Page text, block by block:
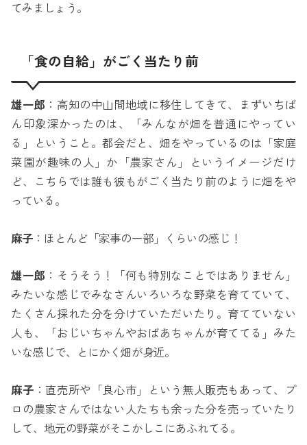
てみましょう。
「食の自給」がごく当たり前
雄一郎 ：高知の中山間地域に移住してきて、まずいちば
ん印象深かったのは、「みんなが畑を普通にやってい
る」ということ。都会だと、畑をやっているのは「家庭
菜園が趣味の人」か「農家さん」というイメージだけ
ど、こちらでは誰も彼もがごく当たり前のように畑をや
っている。
麻子 ：ほとんど「家事の一部」くらいの感じ！
雄一郎 ：そうそう！「何も特別なことではありません」
みたいな感じでみなさんいろいろな野菜を育てていて、
たくさん採れた分を分けていただいたり。育てていない
人も、「おじいちゃんやおばあちゃんが育ててる」みた
いな感じで、とにかく畑が身近。
麻子 ：直売所や「良心市」という無人販売もあって、プ
ロの農家さんではない人たちも余った分を売っていたり
して、地元の野菜がそこかしこにあふれてる。